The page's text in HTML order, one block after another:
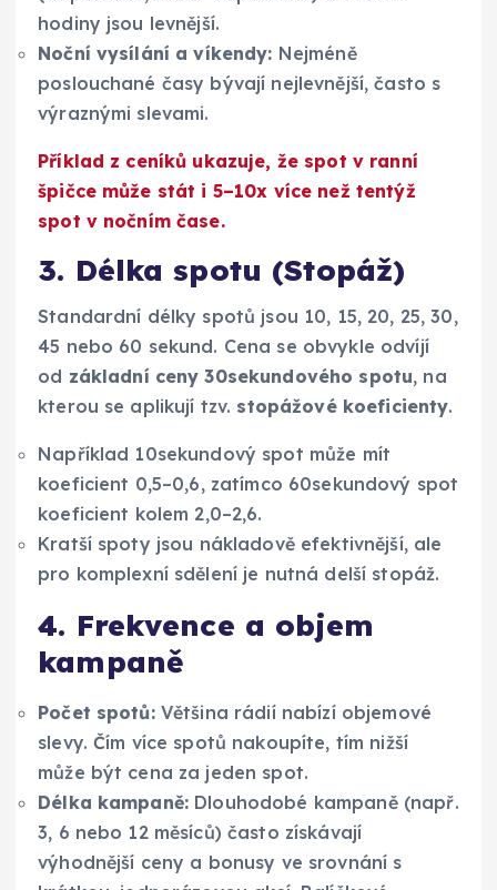
hodiny jsou levnější.
Noční vysílání a víkendy: Nejméně
poslouchané časy bývají nejlevnější, často s
výraznými slevami.
Příklad z ceníků ukazuje, že spot v ranní
špičce může stát i 5–10x více než tentýž
spot v nočním čase.
3. Délka spotu (Stopáž)
Standardní délky spotů jsou 10, 15, 20, 25, 30,
45 nebo 60 sekund. Cena se obvykle odvíjí
od základní ceny 30sekundového spotu, na
kterou se aplikují tzv. stopážové koeficienty.
Například 10sekundový spot může mít
koeficient 0,5–0,6, zatímco 60sekundový spot
koeficient kolem 2,0–2,6.
Kratší spoty jsou nákladově efektivnější, ale
pro komplexní sdělení je nutná delší stopáž.
4. Frekvence a objem
kampaně
Počet spotů:Většina rádií nabízí objemové
slevy. Čím více spotů nakoupíte, tím nižší
může být cena za jeden spot.
Délka kampaně: Dlouhodobé kampaně (např.
3, 6 nebo 12 měsíců) často získávají
výhodnější ceny a bonusy ve srovnání s